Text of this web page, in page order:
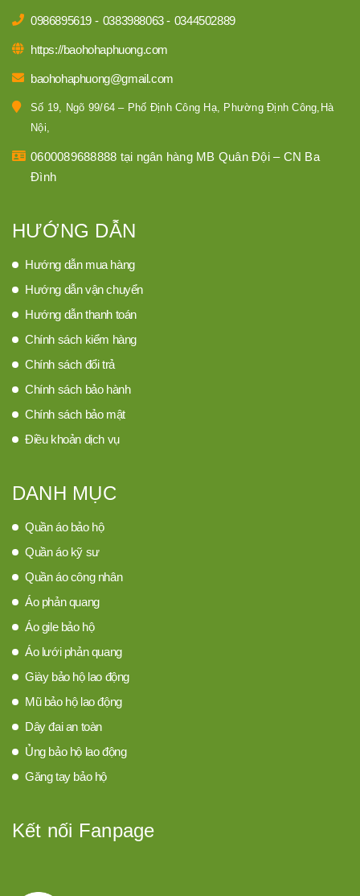
0986895619 - 0383988063- 0344502889
https://baohohaphuong.com
baohohaphuong@gmail.com
Số 19, Ngõ 99/64 – Phố Định Công Hạ, Phường Định Công,Hà
Nội,
0600089688888 tại ngân hàng MB Quân Đội – CN Ba
Đình
HƯỚNG DẪN
Hướng dẫn mua hàng
Hướng dẫn vận chuyển
Hướng dẫn thanh toán
Chính sách kiểm hàng
Chính sách đổi trả
Chính sách bảo hành
Chính sách bảo mật
Điều khoản dịch vụ
DANH MỤC
Quần áo bảo hộ
Quần áo kỹ sư
Quần áo công nhân
Áo phản quang
Áo gile bảo hộ
Áo lưới phản quang
Giày bảo hộ lao động
Mũ bảo hộ lao động
Dây đai an toàn
Ủng bảo hộ lao động
Găng tay bảo hộ
Kết nối Fanpage